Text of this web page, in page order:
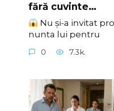
fără cuvinte…
Nu și-a invitat
nunta lui pentru
0 7.3k.